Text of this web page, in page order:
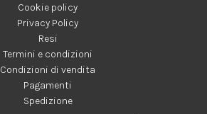
Cookie policy
Privacy Policy
Resi
Termini e condizioni
Condizioni di vendita
Pagamenti
Spedizione